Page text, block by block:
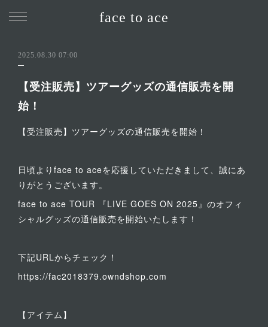
face to ace
2025.08.30 07:00
【受注販売】ツアーグッズの通信販売を開
始！
【受注販売】ツアーグッズの通信販売を開始！
日頃よりface to aceを応援していただきまして、誠にあ
りがとうございます。
face to ace TOUR 『LIVE GOES ON 2025』のオフィ
シャルグッズの通信販売を開始いたします！
下記URLからチェック！
https://fac2018379.owndshop.com
【アイテム】